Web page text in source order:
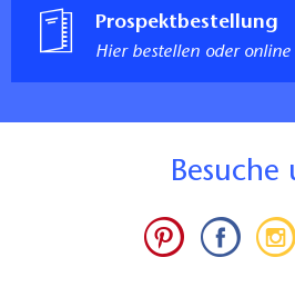
Prospektbestellung
Hier bestellen oder online
Besuche